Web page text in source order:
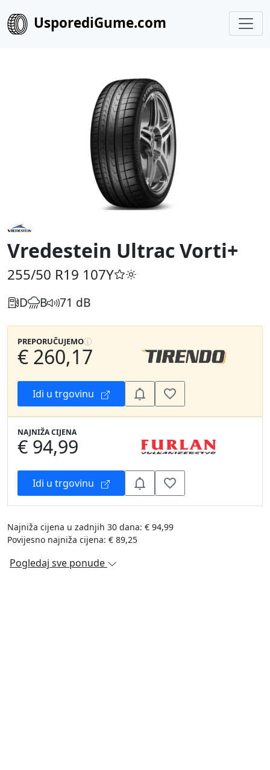
UsporediGume.com
Vredestein Ultrac Vorti+
255/50 R19 107Y
D B 71 dB
PREPORUČUJEMO
€ 260,17
Idi u trgovinu
NAJNIŽA CIJENA
€ 94,99
Idi u trgovinu
Najniža cijena u zadnjih 30 dana: € 94,99
Povijesno najniža cijena: € 89,25
Pogledaj sve ponude